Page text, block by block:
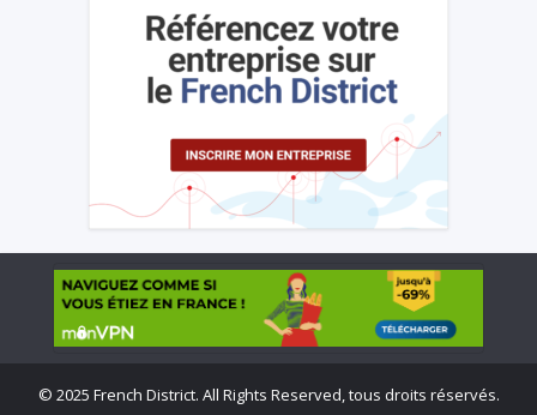
© 2025 French District. All Rights Reserved, tous droits réservés.